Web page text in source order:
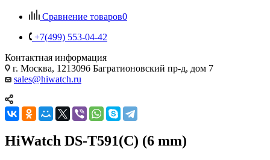
Сравнение товаров0
+7(499) 553-04-42
Контактная информация
г. Москва, 121309б Багратионовский пр-д, дом 7
sales@hiwatch.ru
HiWatch DS-T591(C) (6 mm)